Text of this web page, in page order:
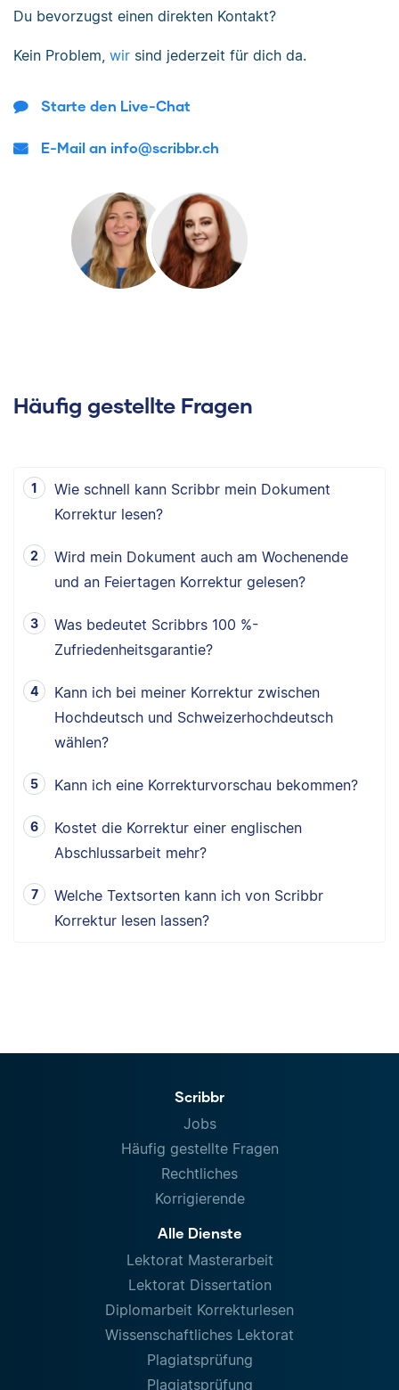
Du bevorzugst einen direkten Kontakt?
Kein Problem, wir sind jederzeit für dich da.
Starte den Live-Chat
E-Mail an info@scribbr.ch
Häufig gestellte Fragen
Wie schnell kann Scribbr mein Dokument
Korrektur lesen?
Wird mein Dokument auch am Wochenende
und an Feiertagen Korrektur gelesen?
Was bedeutet Scribbrs 100 %-
Zufriedenheitsgarantie?
Kann ich bei meiner Korrektur zwischen
Hochdeutsch und Schweizerhochdeutsch
wählen?
Kann ich eine Korrekturvorschau bekommen?
Kostet die Korrektur einer englischen
Abschlussarbeit mehr?
Welche Textsorten kann ich von Scribbr
Korrektur lesen lassen?
Scribbr
Jobs
Häufig gestellte Fragen
Rechtliches
Korrigierende
Alle Dienste
Lektorat Masterarbeit
Lektorat Dissertation
Diplomarbeit Korrekturlesen
Wissenschaftliches Lektorat
Plagiatsprüfung
Plagiatsprüfung